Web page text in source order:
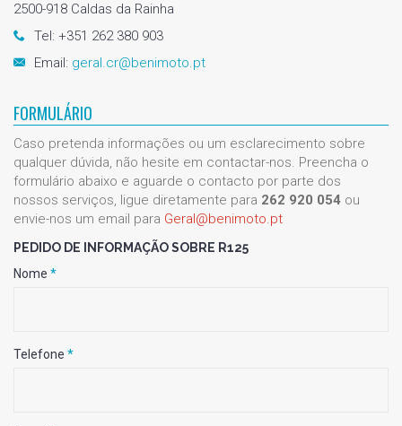
2500-918 Caldas da Rainha
Tel: +351 262 380 903
Email: geral.cr@benimoto.pt
FORMULÁRIO
Caso pretenda informações ou um esclarecimento sobre
qualquer dúvida, não hesite em contactar-nos. Preencha o
formulário abaixo e aguarde o contacto por parte dos
nossos serviços, ligue diretamente para 262 920 054 ou
envie-nos um email para Geral@benimoto.pt
PEDIDO DE INFORMAÇÃO SOBRE R125
Nome *
Telefone *